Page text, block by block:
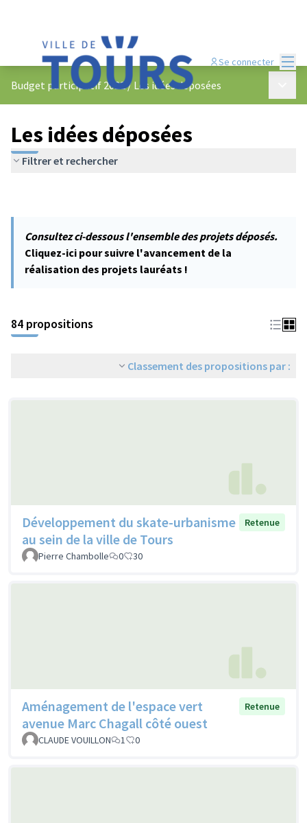
Se connecter
Budget participatif 2022/ Les idées déposées
Les idées déposées
Filtrer et rechercher
Consultez ci-dessous l'ensemble des projets déposés.
Cliquez-ici pour suivre l'avancement de la
réalisation des projets lauréats !
84 propositions
Classement des propositions par :
Développement du skate-urbanisme
au sein de la ville de Tours
Retenue
Pierre Chambolle 0 30
Aménagement de l'espace vert
avenue Marc Chagall côté ouest
Retenue
CLAUDE VOUILLON 1 0